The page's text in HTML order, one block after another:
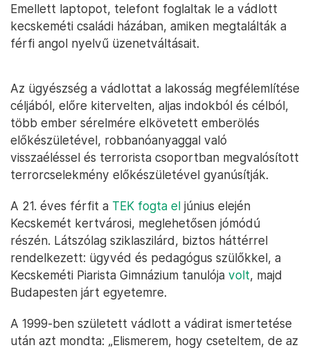
Emellett laptopot, telefont foglaltak le a vádlott
kecskeméti családi házában, amiken megtalálták a
férfi angol nyelvű üzenetváltásait.
Az ügyészség a vádlottat a lakosság megfélemlítése
céljából, előre kitervelten, aljas indokból és célból,
több ember sérelmére elkövetett emberölés
előkészületével, robbanóanyaggal való
visszaéléssel és terrorista csoportban megvalósított
terrorcselekmény előkészületével gyanúsítják.
A 21. éves férfit a TEK fogta el június elején
Kecskemét kertvárosi, meglehetősen jómódú
részén. Látszólag sziklaszilárd, biztos háttérrel
rendelkezett: ügyvéd és pedagógus szülőkkel, a
Kecskeméti Piarista Gimnázium tanulója volt, majd
Budapesten járt egyetemre.
A 1999-ben született vádlott a vádirat ismertetése
után azt mondta: „Elismerem, hogy cseteltem, de az